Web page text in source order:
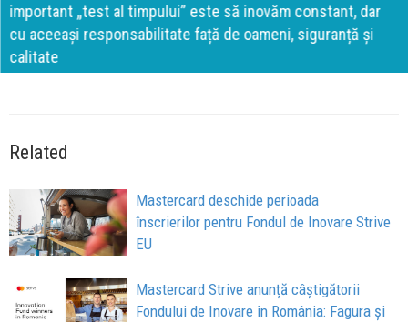
important „test al timpului” este să inovăm constant, dar
cu aceeași responsabilitate față de oameni, siguranță și
calitate
Related
Mastercard deschide perioada
înscrierilor pentru Fondul de Inovare Strive
EU
Mastercard Strive anunță câștigătorii
Fondului de Inovare în România: Fagura și